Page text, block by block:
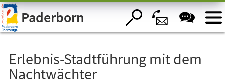
Visuelle
Assistenzsoftware
öffnen.Paderborn
Erlebnis-Stadtführung mit dem
Nachtwächter